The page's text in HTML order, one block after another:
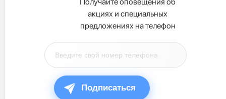
акциях и специальных
предложениях на телефон
Подписаться